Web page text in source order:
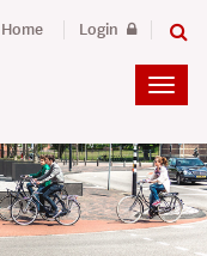
Home Login